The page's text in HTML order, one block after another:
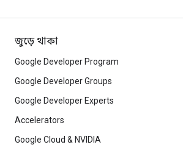
জুড়ে থাকা
Google Developer Program
Google Developer Groups
Google Developer Experts
Accelerators
Google Cloud & NVIDIA